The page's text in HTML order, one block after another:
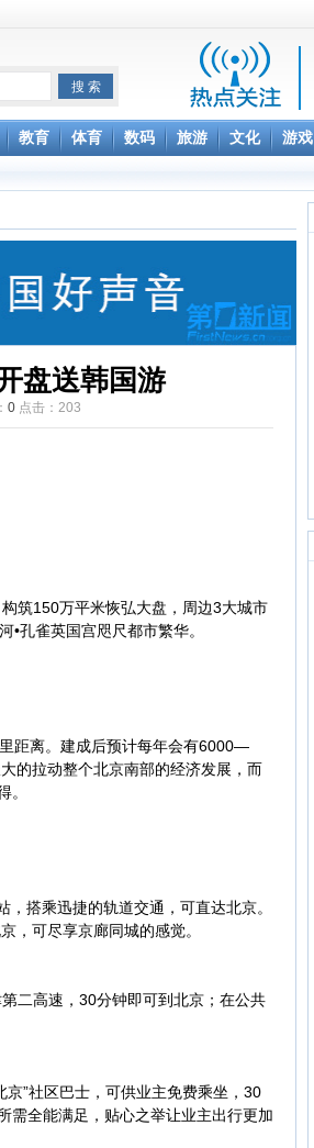
教育 体育 数码 旅游 文化 游戏
盘送韩国游
0 点击： 203
筑150万平米恢弘大盘，周边3大城市
孔雀英国宫咫尺都市繁华。
距离。建成后预计每年会有6000—
的拉动整个北京南部的经济发展，而
。
搭乘迅捷的轨道交通，可直达北京。
，可尽享京廊同城的感觉。
二高速，30分钟即可到北京；在公共
”社区巴士，可供业主免费乘坐，30
需全能满足，贴心之举让业主出行更加